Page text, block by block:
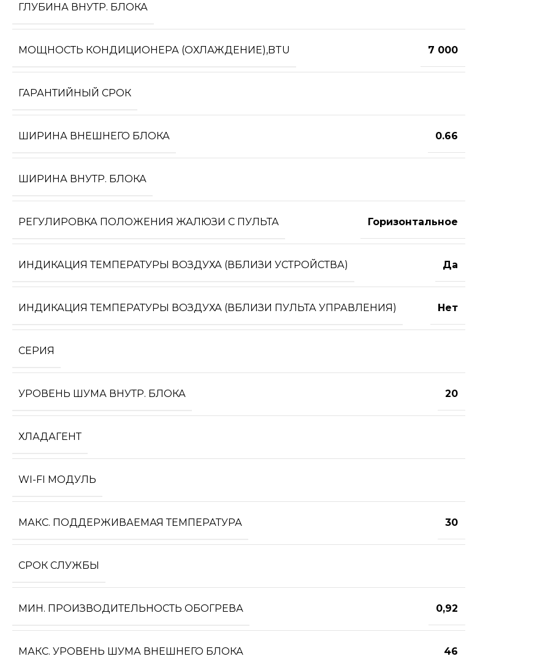
ГЛУБИНА ВНУТР. БЛОКА
МОЩНОСТЬ КОНДИЦИОНЕРА (ОХЛАЖДЕНИЕ),BTU 7 000
ГАРАНТИЙНЫЙ СРОК
ШИРИНА ВНЕШНЕГО БЛОКА 0.66
ШИРИНА ВНУТР. БЛОКА
РЕГУЛИРОВКА ПОЛОЖЕНИЯ ЖАЛЮЗИ С ПУЛЬТА Горизонтальное
ИНДИКАЦИЯ ТЕМПЕРАТУРЫ ВОЗДУХА (ВБЛИЗИ УСТРОЙСТВА) Да
ИНДИКАЦИЯ ТЕМПЕРАТУРЫ ВОЗДУХА (ВБЛИЗИ ПУЛЬТА УПРАВЛЕНИЯ) Нет
СЕРИЯ
УРОВЕНЬ ШУМА ВНУТР. БЛОКА 20
ХЛАДАГЕНТ
WI-FI МОДУЛЬ
МАКС. ПОДДЕРЖИВАЕМАЯ ТЕМПЕРАТУРА 30
СРОК СЛУЖБЫ
МИН. ПРОИЗВОДИТЕЛЬНОСТЬ ОБОГРЕВА 0,92
МАКС. УРОВЕНЬ ШУМА ВНЕШНЕГО БЛОКА 46